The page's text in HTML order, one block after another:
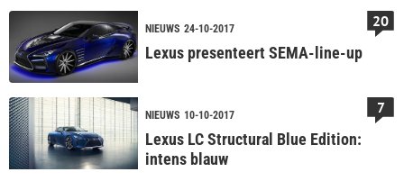
NIEUWS 24-10-2017
Lexus presenteert SEMA-line-up
20
NIEUWS 10-10-2017
Lexus LC Structural Blue Edition:
intens blauw
7